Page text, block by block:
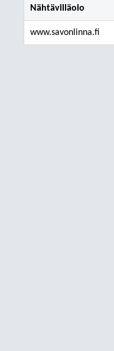
Nähtävilläolo
www.savonlinna.fi